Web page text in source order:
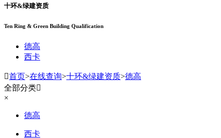
十环&绿建资质
Ten Ring & Green Building Qualification
德高
西卡
首页>在线查询>十环&绿建资质>德高
全部分类
×
德高
西卡